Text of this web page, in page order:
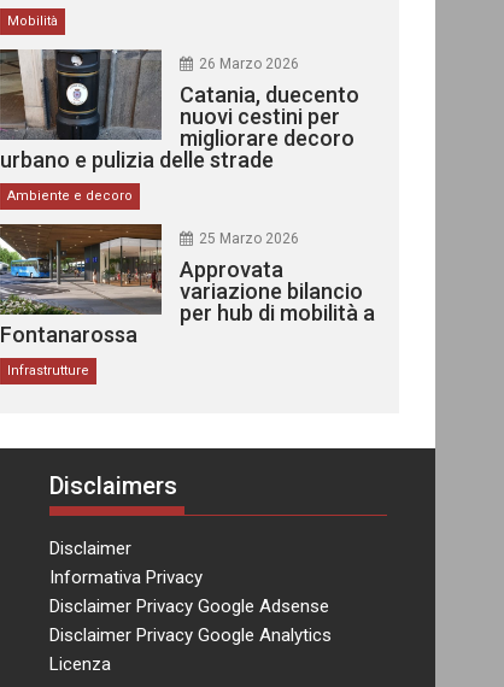
Mobilità
26 Marzo 2026
Catania, duecento
nuovi cestini per
migliorare decoro
urbano e pulizia delle strade
Ambiente e decoro
25 Marzo 2026
Approvata
variazione bilancio
per hub di mobilità a
Fontanarossa
Infrastrutture
Disclaimers
Disclaimer
Informativa Privacy
Disclaimer Privacy Google Adsense
Disclaimer Privacy Google Analytics
Licenza